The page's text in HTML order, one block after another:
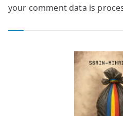
your comment data is